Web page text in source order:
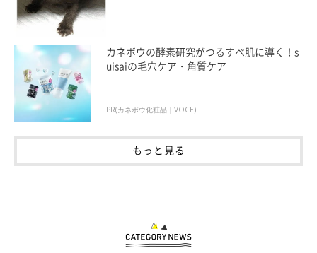
しっぽがララちゃんの顔に直撃！
ペシと当たってる…。
ネネちゃんのしっぽで遊んでいたララちゃんですが、
ネネちゃんに遊ばれていたのでは？」と思ってしまう光景なので
カネボウの酵素研究がつるすべ肌に導く！s
uisaiの毛穴ケア・角質ケア
PR(カネボウ化粧品｜VOCE)
もっと見る